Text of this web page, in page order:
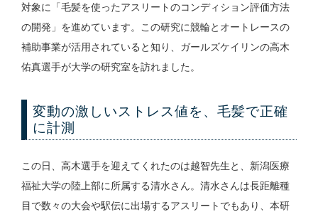
対象に「毛髪を使ったアスリートのコンディション評価方法
の開発」を進めています。この研究に競輪とオートレースの
補助事業が活用されていると知り、ガールズケイリンの高木
佑真選手が大学の研究室を訪れました。
変動の激しいストレス値を、毛髪で正確
に計測
この日、高木選手を迎えてくれたのは越智先生と、新潟医療
福祉大学の陸上部に所属する清水さん。清水さんは長距離種
目で数々の大会や駅伝に出場するアスリートでもあり、本研